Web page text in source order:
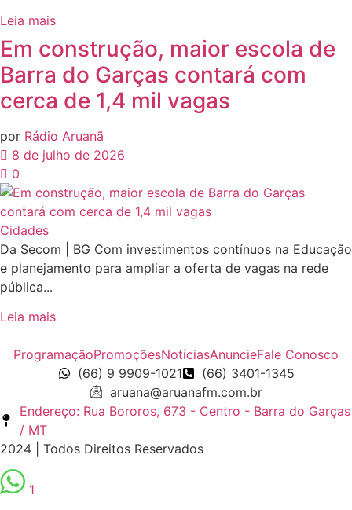
Leia mais
Em construção, maior escola de
Barra do Garças contará com
cerca de 1,4 mil vagas
por Rádio Aruanã
8 de julho de 2026
0
Cidades
Da Secom | BG Com investimentos contínuos na Educação
e planejamento para ampliar a oferta de vagas na rede
pública...
Leia mais
ProgramaçãoPromoçõesNotíciasAnuncieFale Conosco
(66) 9 9909-1021
(66) 3401-1345
aruana@aruanafm.com.br
Endereço: Rua Bororos, 673 - Centro - Barra do Garças
/ MT
2024 | Todos Direitos Reservados
1